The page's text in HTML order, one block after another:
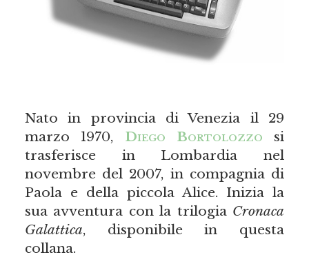
Nato in provincia di Venezia il 29
marzo 1970, Diego Bortolozzo si
trasferisce in Lombardia nel
novembre del 2007, in compagnia di
Paola e della piccola Alice. Inizia la
sua avventura con la trilogia Cronaca
Galattica, disponibile in questa
collana.